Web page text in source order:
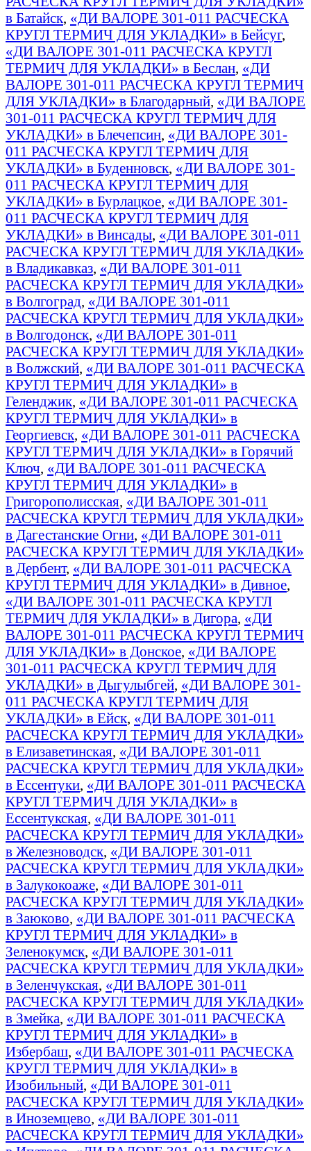
в Батайск, «ДИ ВАЛОРЕ 301-011 РАСЧЕСКА
КРУГЛ ТЕРМИЧ ДЛЯ УКЛАДКИ» в Бейсуг,
«ДИ ВАЛОРЕ 301-011 РАСЧЕСКА КРУГЛ
ТЕРМИЧ ДЛЯ УКЛАДКИ» в Беслан, «ДИ
ВАЛОРЕ 301-011 РАСЧЕСКА КРУГЛ ТЕРМИЧ
ДЛЯ УКЛАДКИ» в Благодарный, «ДИ ВАЛОРЕ
301-011 РАСЧЕСКА КРУГЛ ТЕРМИЧ ДЛЯ
УКЛАДКИ» в Блечепсин, «ДИ ВАЛОРЕ 301-
011 РАСЧЕСКА КРУГЛ ТЕРМИЧ ДЛЯ
УКЛАДКИ» в Буденновск, «ДИ ВАЛОРЕ 301-
011 РАСЧЕСКА КРУГЛ ТЕРМИЧ ДЛЯ
УКЛАДКИ» в Бурлацкое, «ДИ ВАЛОРЕ 301-
011 РАСЧЕСКА КРУГЛ ТЕРМИЧ ДЛЯ
УКЛАДКИ» в Винсады, «ДИ ВАЛОРЕ 301-011
РАСЧЕСКА КРУГЛ ТЕРМИЧ ДЛЯ УКЛАДКИ»
в Владикавказ, «ДИ ВАЛОРЕ 301-011
РАСЧЕСКА КРУГЛ ТЕРМИЧ ДЛЯ УКЛАДКИ»
в Волгоград, «ДИ ВАЛОРЕ 301-011
РАСЧЕСКА КРУГЛ ТЕРМИЧ ДЛЯ УКЛАДКИ»
в Волгодонск, «ДИ ВАЛОРЕ 301-011
РАСЧЕСКА КРУГЛ ТЕРМИЧ ДЛЯ УКЛАДКИ»
в Волжский, «ДИ ВАЛОРЕ 301-011 РАСЧЕСКА
КРУГЛ ТЕРМИЧ ДЛЯ УКЛАДКИ» в
Геленджик, «ДИ ВАЛОРЕ 301-011 РАСЧЕСКА
КРУГЛ ТЕРМИЧ ДЛЯ УКЛАДКИ» в
Георгиевск, «ДИ ВАЛОРЕ 301-011 РАСЧЕСКА
КРУГЛ ТЕРМИЧ ДЛЯ УКЛАДКИ» в Горячий
Ключ, «ДИ ВАЛОРЕ 301-011 РАСЧЕСКА
КРУГЛ ТЕРМИЧ ДЛЯ УКЛАДКИ» в
Григорополисская, «ДИ ВАЛОРЕ 301-011
РАСЧЕСКА КРУГЛ ТЕРМИЧ ДЛЯ УКЛАДКИ»
в Дагестанские Огни, «ДИ ВАЛОРЕ 301-011
РАСЧЕСКА КРУГЛ ТЕРМИЧ ДЛЯ УКЛАДКИ»
в Дербент, «ДИ ВАЛОРЕ 301-011 РАСЧЕСКА
КРУГЛ ТЕРМИЧ ДЛЯ УКЛАДКИ» в Дивное,
«ДИ ВАЛОРЕ 301-011 РАСЧЕСКА КРУГЛ
ТЕРМИЧ ДЛЯ УКЛАДКИ» в Дигора, «ДИ
ВАЛОРЕ 301-011 РАСЧЕСКА КРУГЛ ТЕРМИЧ
ДЛЯ УКЛАДКИ» в Донское, «ДИ ВАЛОРЕ
301-011 РАСЧЕСКА КРУГЛ ТЕРМИЧ ДЛЯ
УКЛАДКИ» в Дыгулыбгей, «ДИ ВАЛОРЕ 301-
011 РАСЧЕСКА КРУГЛ ТЕРМИЧ ДЛЯ
УКЛАДКИ» в Ейск, «ДИ ВАЛОРЕ 301-011
РАСЧЕСКА КРУГЛ ТЕРМИЧ ДЛЯ УКЛАДКИ»
в Елизаветинская, «ДИ ВАЛОРЕ 301-011
РАСЧЕСКА КРУГЛ ТЕРМИЧ ДЛЯ УКЛАДКИ»
в Ессентуки, «ДИ ВАЛОРЕ 301-011 РАСЧЕСКА
КРУГЛ ТЕРМИЧ ДЛЯ УКЛАДКИ» в
Ессентукская, «ДИ ВАЛОРЕ 301-011
РАСЧЕСКА КРУГЛ ТЕРМИЧ ДЛЯ УКЛАДКИ»
в Железноводск, «ДИ ВАЛОРЕ 301-011
РАСЧЕСКА КРУГЛ ТЕРМИЧ ДЛЯ УКЛАДКИ»
в Залукокоаже, «ДИ ВАЛОРЕ 301-011
РАСЧЕСКА КРУГЛ ТЕРМИЧ ДЛЯ УКЛАДКИ»
в Заюково, «ДИ ВАЛОРЕ 301-011 РАСЧЕСКА
КРУГЛ ТЕРМИЧ ДЛЯ УКЛАДКИ» в
Зеленокумск, «ДИ ВАЛОРЕ 301-011
РАСЧЕСКА КРУГЛ ТЕРМИЧ ДЛЯ УКЛАДКИ»
в Зеленчукская, «ДИ ВАЛОРЕ 301-011
РАСЧЕСКА КРУГЛ ТЕРМИЧ ДЛЯ УКЛАДКИ»
в Змейка, «ДИ ВАЛОРЕ 301-011 РАСЧЕСКА
КРУГЛ ТЕРМИЧ ДЛЯ УКЛАДКИ» в
Избербаш, «ДИ ВАЛОРЕ 301-011 РАСЧЕСКА
КРУГЛ ТЕРМИЧ ДЛЯ УКЛАДКИ» в
Изобильный, «ДИ ВАЛОРЕ 301-011
РАСЧЕСКА КРУГЛ ТЕРМИЧ ДЛЯ УКЛАДКИ»
в Иноземцево, «ДИ ВАЛОРЕ 301-011
РАСЧЕСКА КРУГЛ ТЕРМИЧ ДЛЯ УКЛАДКИ»